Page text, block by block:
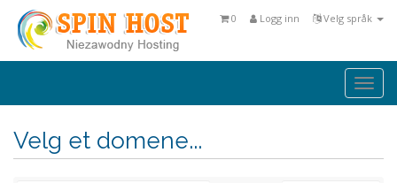
Velg språk
Logg inn
0
Velg et domene...